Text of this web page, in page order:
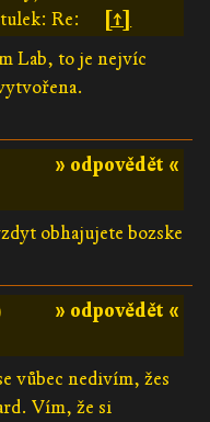
Re:
[↑]
Lab, to je nejvíc
» odpovědět «
obhajujete bozske
» odpovědět «
vůbec nedivím, žes
Vím, že si